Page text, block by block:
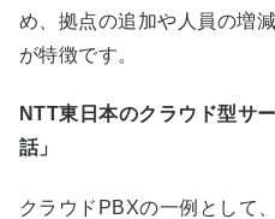
め、拠点の追加や人員の増
が特徴です。
NTT東日本のクラウド型サ
話」
クラウドPBXの一例として